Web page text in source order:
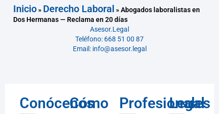
Inicio» Derecho Laboral »Abogados laboralistas en
Dos Hermanas — Reclama en 20 días
Asesor.Legal
Teléfono: 668 51 00 87
Email: info@asesor.legal
Conócenos
Cómo
Profesionales
Legal